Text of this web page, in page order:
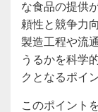
な食品の提供
頼性と競争力
製造工程や流
うるかを科学
クとなるポイ
このポイント